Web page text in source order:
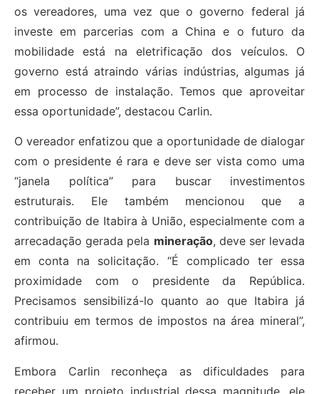
os vereadores, uma vez que o governo federal já
investe em parcerias com a China e o futuro da
mobilidade está na eletrificação dos veículos. O
governo está atraindo várias indústrias, algumas já
em processo de instalação. Temos que aproveitar
essa oportunidade”, destacou Carlin.
O vereador enfatizou que a oportunidade de dialogar
com o presidente é rara e deve ser vista como uma
“janela política” para buscar investimentos
estruturais. Ele também mencionou que a
contribuição de Itabira à União, especialmente com a
arrecadação gerada pela mineração, deve ser levada
em conta na solicitação. “É complicado ter essa
proximidade com o presidente da República.
Precisamos sensibilizá-lo quanto ao que Itabira já
contribuiu em termos de impostos na área mineral”,
afirmou.
Embora Carlin reconheça as dificuldades para
receber um projeto industrial dessa magnitude, ele